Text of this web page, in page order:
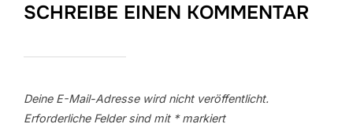
SCHREIBE EINEN KOMMENTAR
Deine E-Mail-Adresse wird nicht veröffentlicht.
Erforderliche Felder sind mit *markiert